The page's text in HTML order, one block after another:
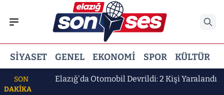
SIYASET GENEL EKONOMI SPOR KÜLTÜR
SON
DAKİKA
Elazığ'da Otomobil Devrildi: 2 Kişi Yaralandı